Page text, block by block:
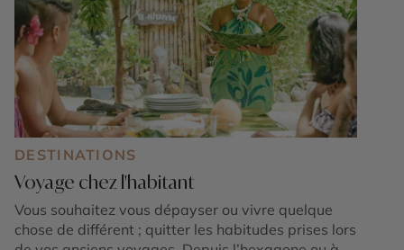
DESTINATIONS
Voyage chez l'habitant
Vous souhaitez vous dépayser ou vivre quelque
chose de différent ; quitter les habitudes prises lors